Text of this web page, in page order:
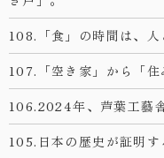
108.「食」の時間は、人
107.「空き家」から「住
106.2024年、芦葉工藝
105.日本の歴史が証明す